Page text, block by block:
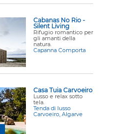
Cabanas No Rio -
Silent Living
Rifugio romantico per
gli amanti della
natura.
Capanna Comporta
Casa Tuia Carvoeiro
Lusso e relax sotto
tela.
Tenda di lusso
Carvoeiro, Algarve